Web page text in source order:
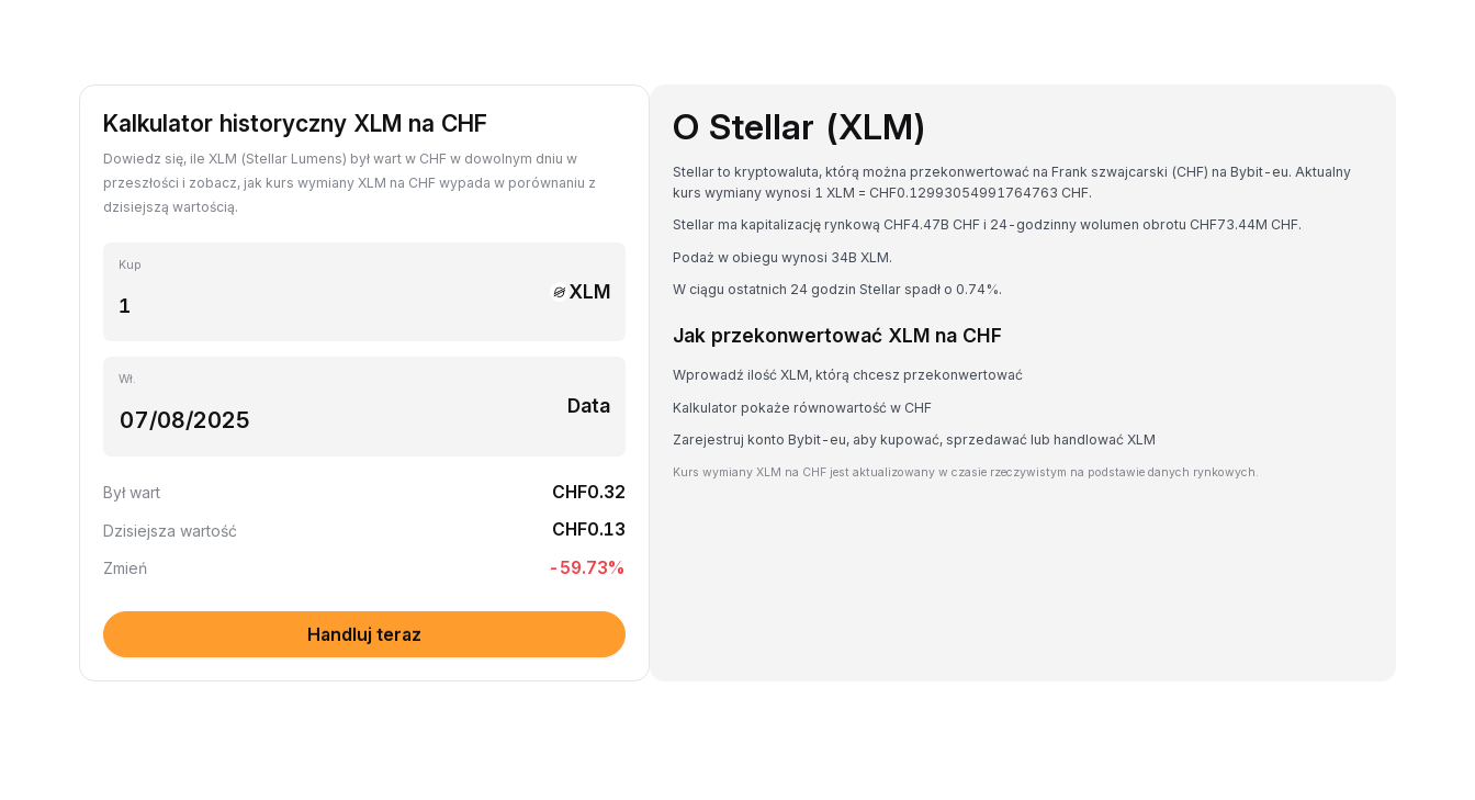
Kalkulator historyczny XLM na CHF
Dowiedz się, ile XLM (Stellar Lumens) był wart w CHF w dowolnym dniu w
przeszłości i zobacz, jak kurs wymiany XLM na CHF wypada w porównaniu z
dzisiejszą wartością.
Kup
XLM
Wł.
Data
Był wart CHF0.32
Dzisiejsza wartość CHF0.13
Zmień -59.73%
Handluj teraz
O Stellar (XLM)
Stellar to kryptowaluta, którą można przekonwertować na Frank szwajcarski (CHF) na Bybit-eu. Aktualny
kurs wymiany wynosi 1 XLM = CHF0.12993054991764763 CHF.
Stellar ma kapitalizację rynkową CHF4.47B CHF i 24-godzinny wolumen obrotu CHF73.44M CHF.
Podaż w obiegu wynosi 34B XLM.
W ciągu ostatnich 24 godzin Stellar spadł o 0.74%.
Jak przekonwertować XLM na CHF
Wprowadź ilość XLM, którą chcesz przekonwertować
Kalkulator pokaże równowartość w CHF
Zarejestruj konto Bybit-eu, aby kupować, sprzedawać lub handlować XLM
Kurs wymiany XLM na CHF jest aktualizowany w czasie rzeczywistym na podstawie danych rynkowych.